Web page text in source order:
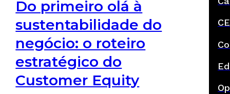
Do primeiro olá à
sustentabilidade do
negócio: o roteiro
estratégico do
Customer Equity